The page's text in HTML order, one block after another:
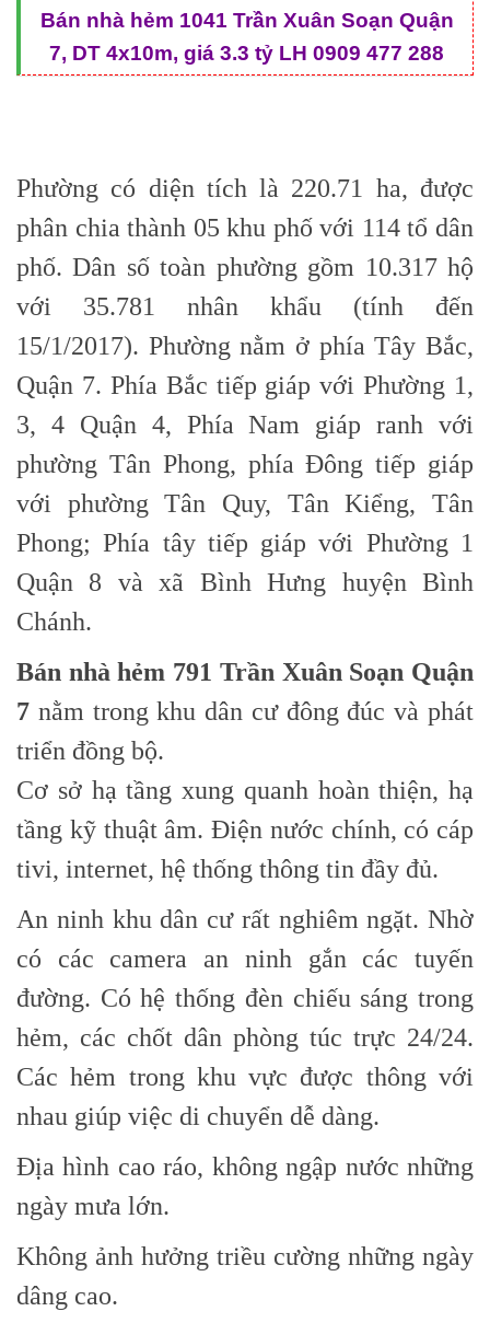
Bán nhà hẻm 1041 Trần Xuân Soạn Quận
7, DT 4x10m, giá 3.3 tỷ LH 0909 477 288
Phường có diện tích là 220.71 ha, được
phân chia thành 05 khu phố với 114 tổ dân
phố. Dân số toàn phường gồm 10.317 hộ
với 35.781 nhân khẩu (tính đến
15/1/2017). Phường nằm ở phía Tây Bắc,
Quận 7. Phía Bắc tiếp giáp với Phường 1,
3, 4 Quận 4, Phía Nam giáp ranh với
phường Tân Phong, phía Đông tiếp giáp
với phường Tân Quy, Tân Kiểng, Tân
Phong; Phía tây tiếp giáp với Phường 1
Quận 8 và xã Bình Hưng huyện Bình
Chánh.
Bán nhà hẻm 791 Trần Xuân Soạn Quận
7 nằm trong khu dân cư đông đúc và phát
triển đồng bộ.
Cơ sở hạ tầng xung quanh hoàn thiện, hạ
tầng kỹ thuật âm. Điện nước chính, có cáp
tivi, internet, hệ thống thông tin đầy đủ.
An ninh khu dân cư rất nghiêm ngặt. Nhờ
có các camera an ninh gắn các tuyến
đường. Có hệ thống đèn chiếu sáng trong
hẻm, các chốt dân phòng túc trực 24/24.
Các hẻm trong khu vực được thông với
nhau giúp việc di chuyển dễ dàng.
Địa hình cao ráo, không ngập nước những
ngày mưa lớn.
Không ảnh hưởng triều cường những ngày
dâng cao.